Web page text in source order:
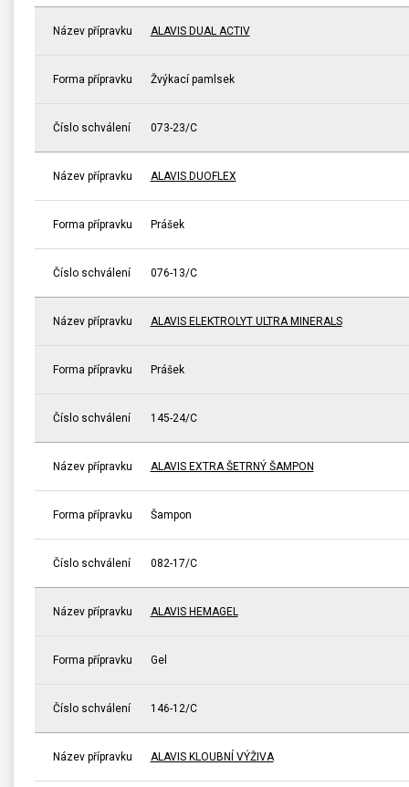
Název přípravku ALAVIS DUAL ACTIV
Forma přípravku Žvýkací pamlsek
Číslo schválení 073-23/C
Název přípravku ALAVIS DUOFLEX
Forma přípravku Prášek
Číslo schválení 076-13/C
Název přípravku ALAVIS ELEKTROLYT ULTRA MINERALS
Forma přípravku Prášek
Číslo schválení 145-24/C
Název přípravku ALAVIS EXTRA ŠETRNÝ ŠAMPON
Forma přípravku Šampon
Číslo schválení 082-17/C
Název přípravku ALAVIS HEMAGEL
Forma přípravku Gel
Číslo schválení 146-12/C
Název přípravku ALAVIS KLOUBNÍ VÝŽIVA